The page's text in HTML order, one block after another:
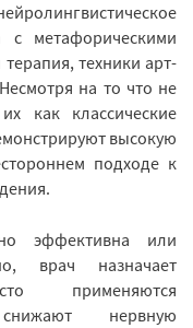
с метафорическими
техники арт-
на то что не
как классические
высокую
подходе к
эффективна или
врач назначает
применяются
нервную